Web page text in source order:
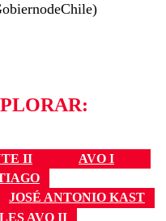
II
AVO I
JOSÉ ANTONIO KAST
AVO II